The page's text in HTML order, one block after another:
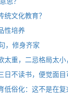
文化教育？
性培养
，修身齐家
太重，二忌格局太小
日不读书，便觉面目
低俗化：这不是在